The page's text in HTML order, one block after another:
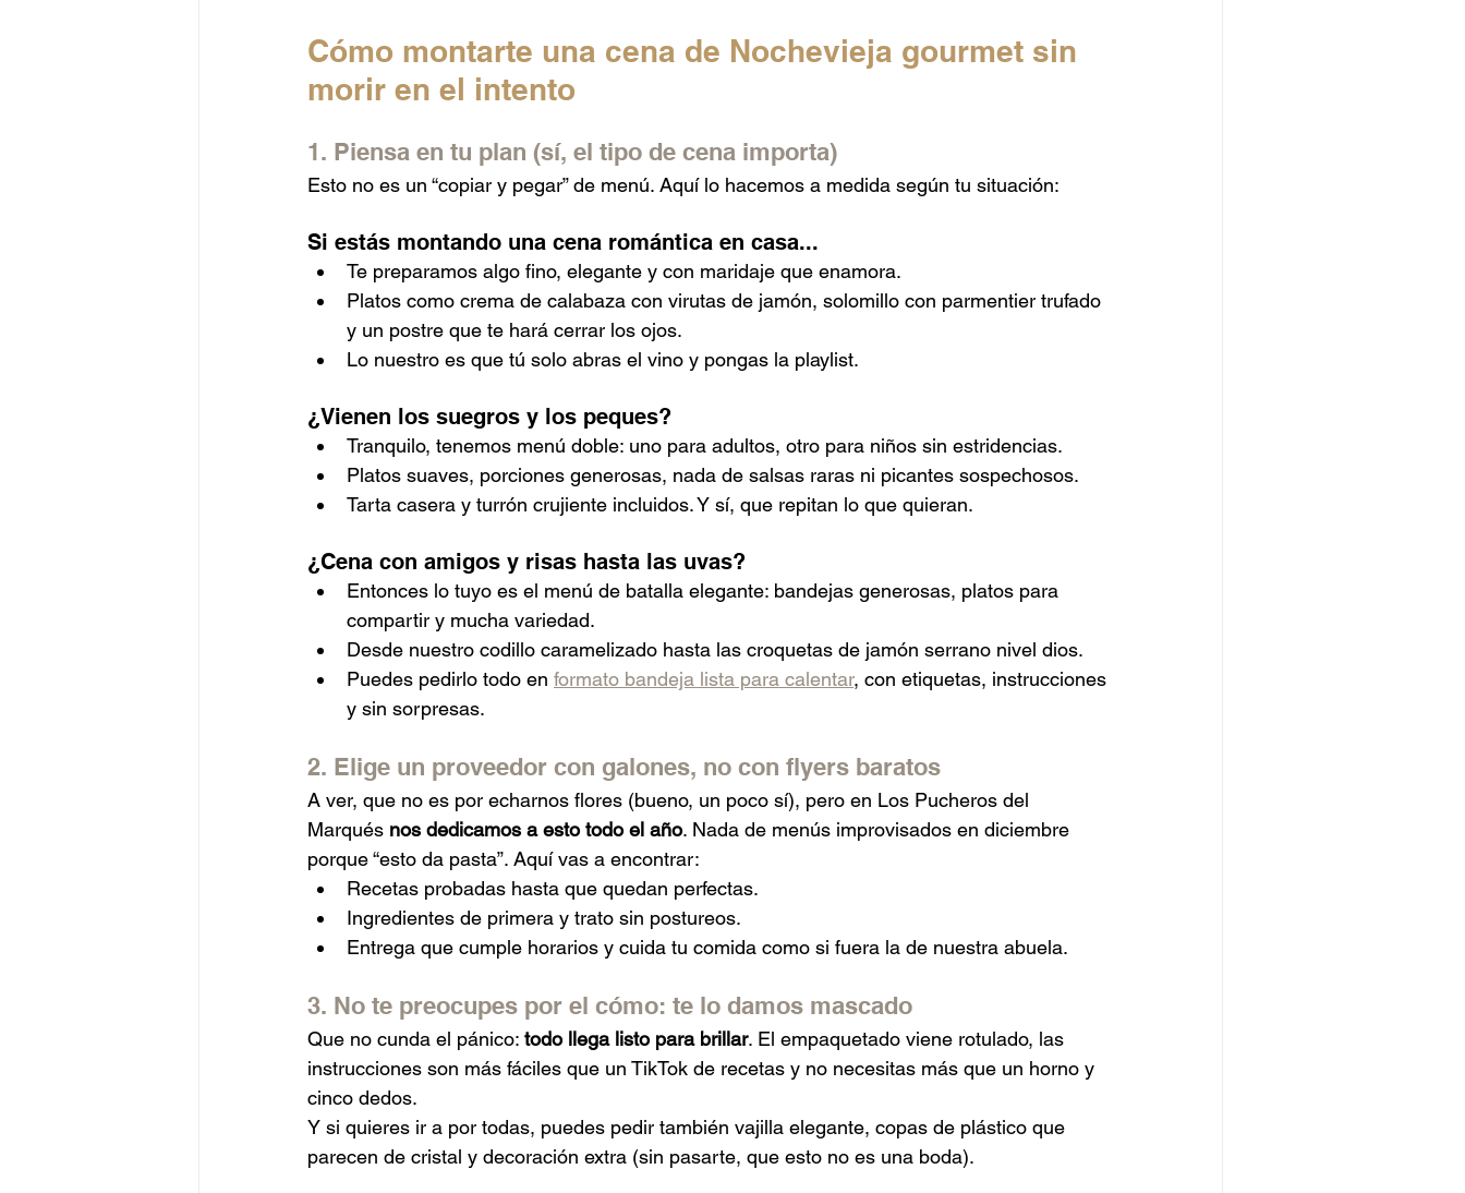
Cómo montarte una cena de Nochevieja gourmet sin
morir en el intento
1. Piensa en tu plan (sí, el tipo de cena importa)
Esto no es un “copiar y pegar” de menú. Aquí lo hacemos a medida según tu situación:
Si estás montando una cena romántica en casa...
Te preparamos algo fino, elegante y con maridaje que enamora.
Platos como crema de calabaza con virutas de jamón, solomillo con parmentier trufado
y un postre que te hará cerrar los ojos.
Lo nuestro es que tú solo abras el vino y pongas la playlist.
¿Vienen los suegros y los peques?
Tranquilo, tenemos menú doble: uno para adultos, otro para niños sin estridencias.
Platos suaves, porciones generosas, nada de salsas raras ni picantes sospechosos.
Tarta casera y turrón crujiente incluidos. Y sí, que repitan lo que quieran.
¿Cena con amigos y risas hasta las uvas?
Entonces lo tuyo es el menú de batalla elegante: bandejas generosas, platos para
compartir y mucha variedad.
Desde nuestro codillo caramelizado hasta las croquetas de jamón serrano nivel dios.
Puedes pedirlo todo en formato bandeja lista para calentar, con etiquetas, instrucciones
y sin sorpresas.
2. Elige un proveedor con galones, no con flyers baratos
A ver, que no es por echarnos flores (bueno, un poco sí), pero en Los Pucheros del
Marqués nos dedicamos a esto todo el año. Nada de menús improvisados en diciembre
porque “esto da pasta”. Aquí vas a encontrar:
Recetas probadas hasta que quedan perfectas.
Ingredientes de primera y trato sin postureos.
Entrega que cumple horarios y cuida tu comida como si fuera la de nuestra abuela.
3. No te preocupes por el cómo: te lo damos mascado
Que no cunda el pánico: todo llega listo para brillar. El empaquetado viene rotulado, las
instrucciones son más fáciles que un TikTok de recetas y no necesitas más que un horno y
cinco dedos.
Y si quieres ir a por todas, puedes pedir también vajilla elegante, copas de plástico que
parecen de cristal y decoración extra (sin pasarte, que esto no es una boda).